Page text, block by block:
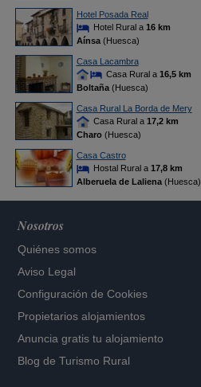
Hotel Posada Real
Hotel Rural a 16 km
Aínsa(Huesca)
Casa Lacambra
Casa Rural a 16,5 km
Boltaña(Huesca)
Casa Rural La Borda de Mery
Casa Rural a 17,2 km
Charo(Huesca)
Casa Castro
Hostal Rural a 17,8 km
Alberuela de Laliena(Huesca)
Nosotros
Quiénes somos
Aviso Legal
Configuración de Cookies
Propietarios alojamientos
Anuncia gratis tu alojamiento
Blog de Turismo Rural